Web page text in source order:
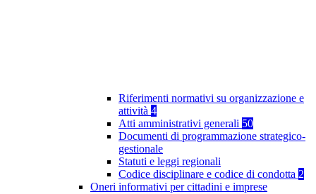
Riferimenti normativi su organizzazione e
attività 4
Atti amministrativi generali 50
Documenti di programmazione strategico-
gestionale
Statuti e leggi regionali
Codice disciplinare e codice di condotta 2
Oneri informativi per cittadini e imprese